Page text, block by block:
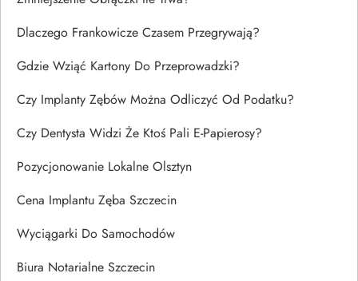
Dlaczego Frankowicze Czasem Przegrywają?
Gdzie Wziąć Kartony Do Przeprowadzki?
Czy Implanty Zębów Można Odliczyć Od Podatku?
Czy Dentysta Widzi Że Ktoś Pali E-Papierosy?
Pozycjonowanie Lokalne Olsztyn
Cena Implantu Zęba Szczecin
Wyciągarki Do Samochodów
Biura Notarialne Szczecin